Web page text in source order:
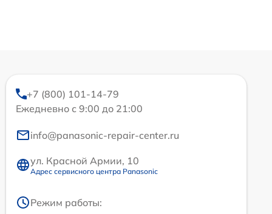
+7 (800) 101-14-79
Ежедневно с 9:00 до 21:00
info@panasonic-repair-center.ru
ул. Красной Армии, 10
Адрес сервисного центра Panasonic
Режим работы: